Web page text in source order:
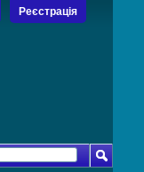
Реєстрація